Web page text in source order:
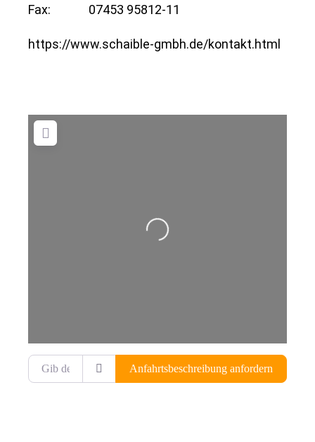
Fax:
07453 95812-11
https://www.schaible-gmbh.de/kontakt.html
Wird geladen …
Gib deinen Standort ein.
Anfahrtsbeschreibung anfordern